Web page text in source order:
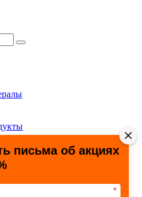
письма об акциях
*